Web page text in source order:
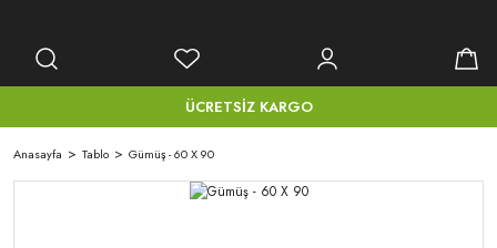
ÜCRETSİZ KARGO
Anasayfa Tablo Gümüş - 60 X 90